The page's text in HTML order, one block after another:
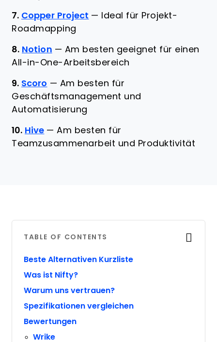
7. Copper Project —
Ideal für Projekt-
Roadmapping
8. Notion — Am besten geeignet für einen
All-in-One-Arbeitsbereich
9. Scoro — Am besten für
Geschäftsmanagement und
Automatisierung
10. Hive —Am besten für
Teamzusammenarbeit und Produktivität
TABLE OF CONTENTS
Beste Alternativen Kurzliste
Was ist Nifty?
Warum uns vertrauen?
Spezifikationen vergleichen
Bewertungen
Wrike